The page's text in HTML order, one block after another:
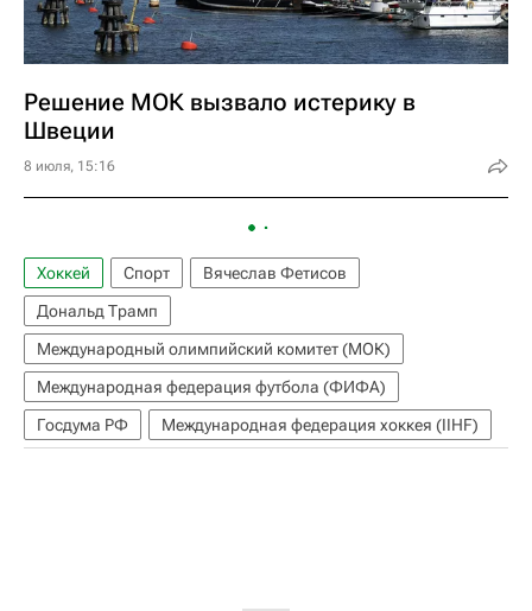
Решение МОК вызвало истерику в
Швеции
8 июля, 15:16
Хоккей Спорт
Вячеслав Фетисов
Дональд Трамп
Международный олимпийский комитет (МОК)
Международная федерация футбола (ФИФА)
Госдума РФ
Международная федерация хоккея (IIHF)